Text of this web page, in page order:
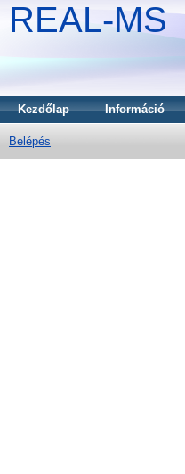
REAL-MS
Kezdőlap Információ
Belépés